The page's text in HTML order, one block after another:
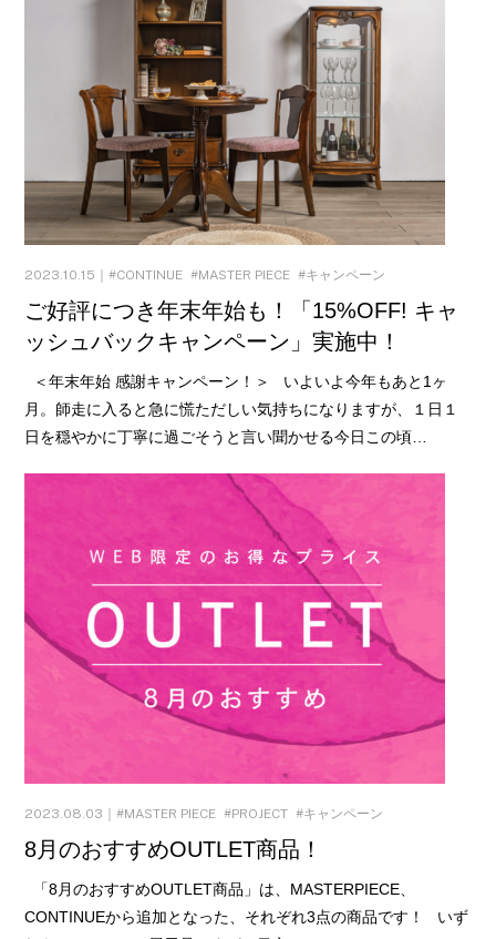
2023.10.15｜ CONTINUE MASTER PIECE キャンペーン
ご好評につき年末年始も！「15%OFF! キャ
ッシュバックキャンペーン」実施中！
＜年末年始 感謝キャンペーン！＞ いよいよ今年もあと1ヶ
月。師走に入ると急に慌ただしい気持ちになりますが、１日１
日を穏やかに丁寧に過ごそうと言い聞かせる今日この頃…
2023.08.03｜ MASTER PIECE PROJECT キャンペーン
8月のおすすめOUTLET商品！
「8月のおすすめOUTLET商品」は、MASTERPIECE、
CONTINUEから追加となった、それぞれ3点の商品です！ いず